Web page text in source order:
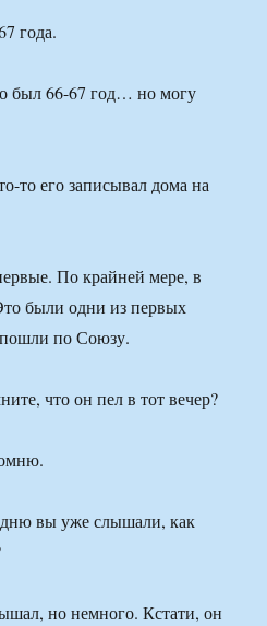
года.
был 66-67 год… но могу
то его записывал дома на
По крайней мере, в
были одни из первых
по Союзу.
что он пел в тот вечер?
вы уже слышали, как
но немного. Кстати, он